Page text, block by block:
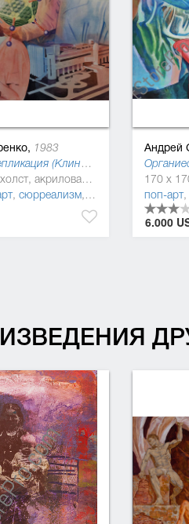
1983
Ошибочная репликация (Клиническая картина), 2018
170 x 170 см, холст, акриловая краска
, сюрреализм, постмодернизм
Андрей
поп-арт,
6.000